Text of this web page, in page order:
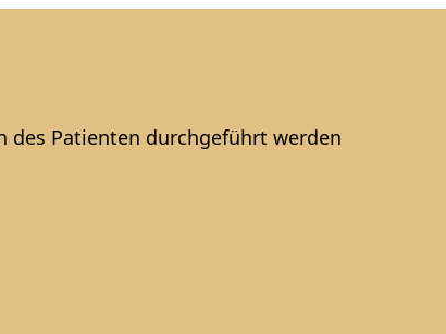
des Patienten durchgeführt werden